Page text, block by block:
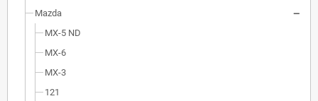
Mazda
MX-5 ND
MX-6
MX-3
121